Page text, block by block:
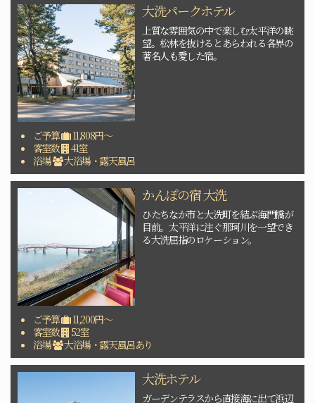
大洗パークホテル
上質な雰囲気の中で楽しむ太平洋の眺
望。松林を抜けるとあらわれる各界の
著名人も愛した宿。
ご予算
11,808円～
客室数
41室
浴場
大浴場・露天風呂
かんぽの宿 大洗
ひたちなか市と大洗町を結ぶ海門橋が
目前。太平洋に注ぐ那珂川を一望でき
る大洗屈指のロケーション。
ご予算
11,200円～
客室数
52室
浴場
大浴場・露天風呂あり
大洗ホテル
ガーデンテラスから直接海に出て浜辺